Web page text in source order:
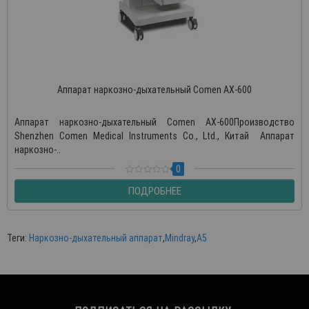
Аппарат наркозно-дыхательный Comen AX-600
Аппарат наркозно-дыхательный Comen AX-600Производство
Shenzhen Comen Medical Instruments Co., Ltd., Китай Аппарат
наркозно-..
0
ПОДРОБНЕЕ
Теги: Наркозно-дыхательный аппарат,Mindray,A5